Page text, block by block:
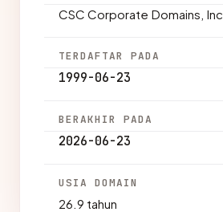
CSC Corporate Domains, Inc.
TERDAFTAR PADA
1999-06-23
BERAKHIR PADA
2026-06-23
USIA DOMAIN
26.9 tahun